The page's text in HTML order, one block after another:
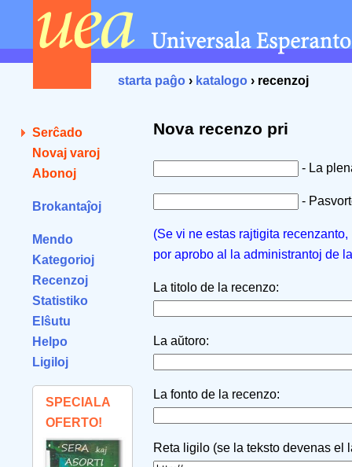
starta paĝo › katalogo › recenzoj
Serĉado
Novaj varoj
Abonoj
Brokantaĵoj
Mendo
Kategorioj
Recenzoj
Statistiko
Elŝutu
Helpo
Ligiloj
SPECIALA
OFERTO!
Nova recenzo pri
- La
-
(Se vi ne estas rajtigita
por aprobo al la administrantoj de
La titolo de la recenzo:
La aŭtoro:
La fonto de la recenzo:
Reta ligilo (se la teksto devenas el